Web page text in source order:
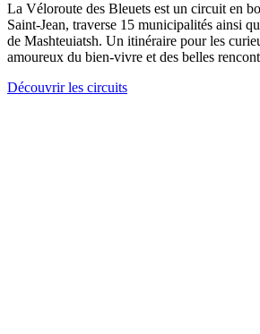
La Véloroute des Bleuets est un circuit en
Saint-Jean, traverse 15 municipalités ainsi
de Mashteuiatsh. Un itinéraire pour les
amoureux du bien-vivre et des belles
Découvrir les circuits